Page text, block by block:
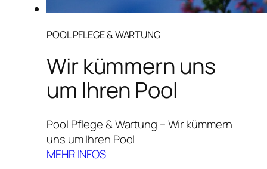
POOL PFLEGE & WARTUNG
Wir kümmern uns
um Ihren Pool
Pool Pflege & Wartung – Wir kümmern
uns um Ihren Pool
MEHR INFOS